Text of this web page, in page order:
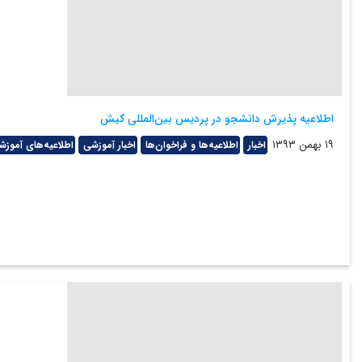
اطلاعیه پذیرش دانشجو در پردیس بین‌المللی کیش
۱۹ بهمن ۱۳۹۳
اخبار اطلاعیه‌ها و فراخوان‌‌ها اخبار آموزشی اطلاعیه‌های